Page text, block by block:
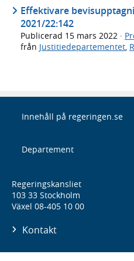
Effektivare
2021/22:142
Publicerad 15 mars 2022 ·
från Justitiedepartementet,
Innehåll på regeringen.se
Departement
Regeringskansliet
103 33 Stockholm
Växel 08-405 10 00
Kontakt